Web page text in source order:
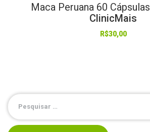
Maca Peruana 60 Cápsulas
ClinicMais
R$30,00